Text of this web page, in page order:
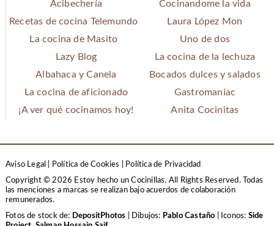
Acibechería
Cocinandome la vida
Recetas de cocina Telemundo
Laura López Mon
La cocina de Masito
Uno de dos
Lazy Blog
La cocina de la lechuza
Albahaca y Canela
Bocados dulces y salados
La cocina de aficionado
Gastromaniac
¡A ver qué cocinamos hoy!
Anita Cocinitas
Aviso Legal Política de Cookies
Política de Privacidad
Copyright © 2026 Estoy hecho un Cocinillas. All Rights Reserved.Todas
las menciones a marcas se realizan bajo acuerdos de colaboración
remunerados.
Fotos de stock de: DepositPhotos | Dibujos: Pablo Castaño | Iconos: Side